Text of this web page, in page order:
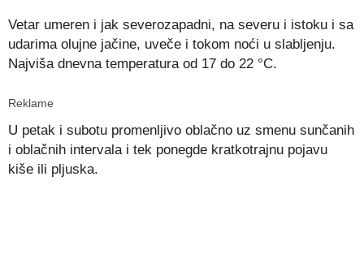
Vetar umeren i jak severozapadni, na severu i istoku i sa
udarima olujne jačine, uveče i tokom noći u slabljenju.
Najviša dnevna temperatura od 17 do 22 °C.
Reklame
U petak i subotu promenljivo oblačno uz smenu sunčanih
i oblačnih intervala i tek ponegde kratkotrajnu pojavu
kiše ili pljuska.